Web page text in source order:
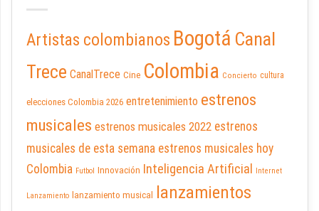
Artistas colombianos Bogotá Canal
Trece CanalTrece Cine Colombia Concierto cultura
elecciones Colombia 2026 entretenimiento estrenos
musicales estrenos musicales 2022 estrenos
musicales de esta semana estrenos musicales hoy
Colombia Futbol Innovación Inteligencia Artificial Internet
Lanzamiento lanzamiento musical
lanzamientos